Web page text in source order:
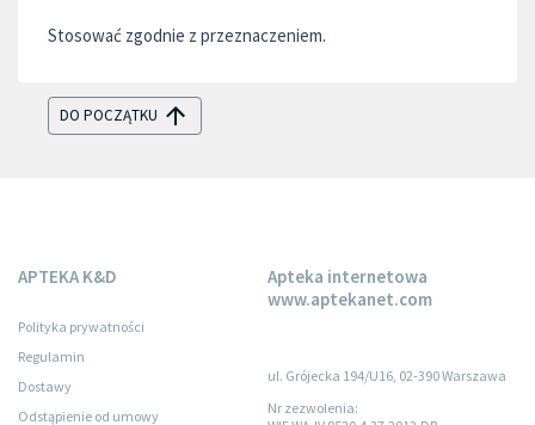
Stosować zgodnie z przeznaczeniem.
DO POCZĄTKU
APTEKA K&D
Polityka prywatności
Regulamin
Dostawy
Odstąpienie od umowy
Apteka internetowa
www.aptekanet.com
ul. Grójecka 194/U16, 02-390 Warszawa
Nr zezwolenia: